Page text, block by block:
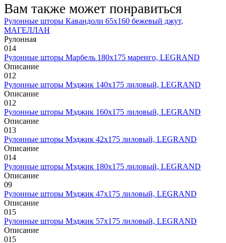
Вам также может понравиться
Рулонные шторы Кавандоли 65х160 бежевый джут,
МАГЕЛЛАН
Рулонная
014
Рулонные шторы Марбель 180х175 маренго, LEGRAND
Описание
012
Рулонные шторы Мэджик 140х175 лиловый, LEGRAND
Описание
012
Рулонные шторы Мэджик 160х175 лиловый, LEGRAND
Описание
013
Рулонные шторы Мэджик 42х175 лиловый, LEGRAND
Описание
014
Рулонные шторы Мэджик 180х175 лиловый, LEGRAND
Описание
09
Рулонные шторы Мэджик 47х175 лиловый, LEGRAND
Описание
015
Рулонные шторы Мэджик 57х175 лиловый, LEGRAND
Описание
015